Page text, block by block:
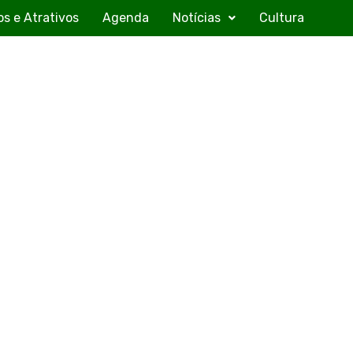
e Atrativos Agenda Notícias Cultura